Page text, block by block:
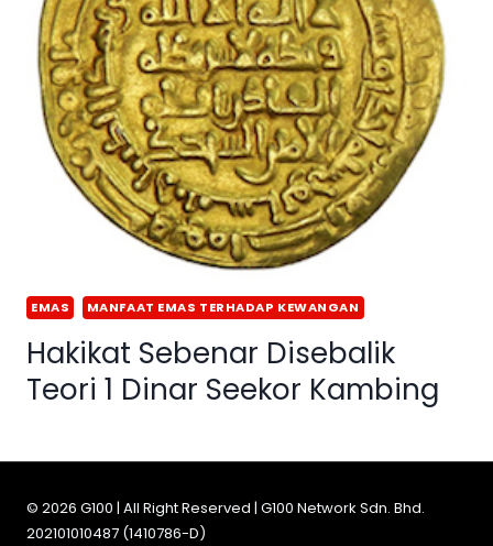
EMAS MANFAAT EMAS TERHADAP KEWANGAN
Hakikat Sebenar Disebalik
Teori 1 Dinar Seekor Kambing
© 2026 G100 | All Right Reserved | G100 Network Sdn. Bhd.
202101010487 (1410786-D)